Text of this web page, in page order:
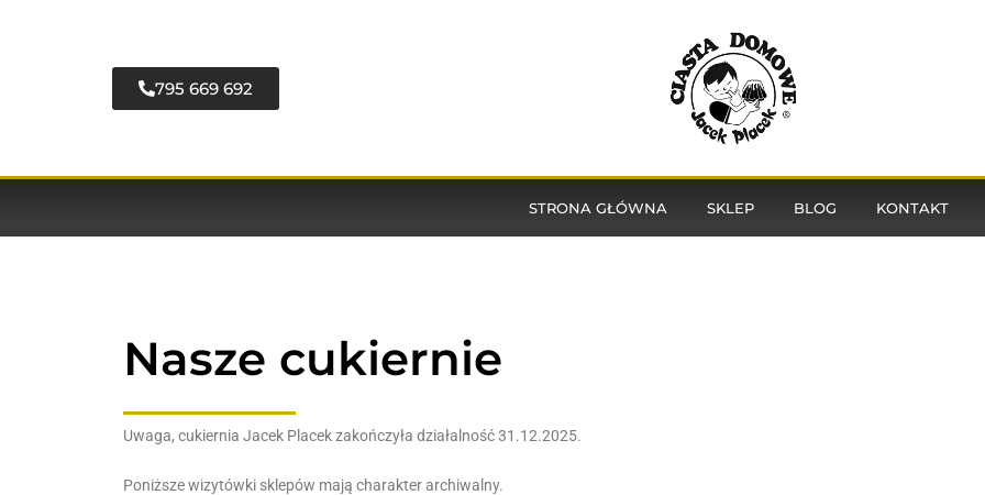
795 669 692
STRONA GŁÓWNA SKLEP BLOG KONTAKT
Nasze cukiernie
Uwaga, cukiernia Jacek Placek zakończyła działalność 31.12.2025.
Poniższe wizytówki sklepów mają charakter archiwalny.